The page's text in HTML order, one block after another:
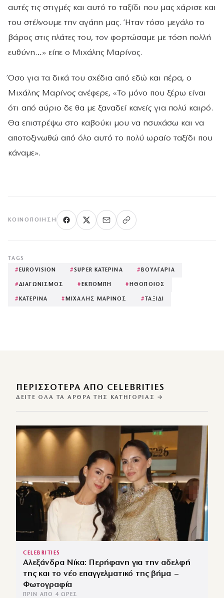
αυτές τις στιγμές και αυτό το ταξίδι που μας χάρισε και
του στέλνουμε την αγάπη μας. Ήταν τόσο μεγάλο το
βάρος στις πλάτες του, τον φορτώσαμε με τόση πολλή
ευθύνη…» είπε ο Μιχάλης Μαρίνος.
Όσο για τα δικά του σχέδια από εδώ και πέρα, ο
Μιχάλης Μαρίνος ανέφερε, «Το μόνο που ξέρω είναι
ότι από αύριο δε θα με ξαναδεί κανείς για πολύ καιρό.
Θα επιστρέψω στο καβούκι μου να ησυχάσω και να
αποτοξινωθώ από όλο αυτό το πολύ ωραίο ταξίδι που
κάναμε».
ΚΟΙΝΟΠΟΊΗΣΗ
TAGS
#EUROVISION #SUPER ΚΑΤΕΡΙΝΑ #ΒΟΥΛΓΑΡΙΑ
#ΔΙΑΓΩΝΙΣΜΟΣ #ΕΚΠΟΜΠΗ #ΗΘΟΠΟΙΟΣ
#ΚΑΤΕΡΙΝΑ #ΜΙΧΑΛΗΣ ΜΑΡΙΝΟΣ # ΤΑΞΙΔΙ
ΠΕΡΙΣΣΌΤΕΡΑ ΑΠΌ CELEBRITIES
ΔΕΊΤΕ ΌΛΑ ΤΑ ΆΡΘΡΑ ΤΗΣ ΚΑΤΗΓΟΡΊΑΣ →
CELEBRITIES
Αλεξάνδρα Νίκα: Περήφανη για την αδελφή
της και το νέο επαγγελματικό της βήμα –
Φωτογραφία
ΠΡΙΝ ΑΠΌ 4 ΏΡΕΣ